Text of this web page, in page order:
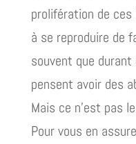
prolifération de
à se reproduire de
souvent que
pensent avoir des
Mais ce n’est pas
Pour vous en